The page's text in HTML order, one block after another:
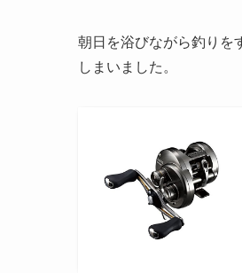
朝日を浴びながら釣りを
しまいました。